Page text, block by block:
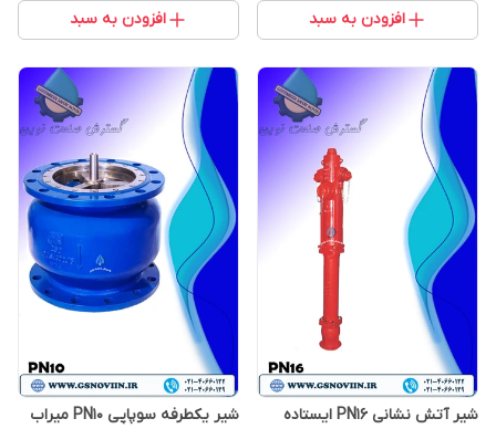
افزودن به سبد افزودن به سبد
شیر آتش نشانی PN16 ایستاده
شیر یکطرفه سوپاپی PN10 میراب